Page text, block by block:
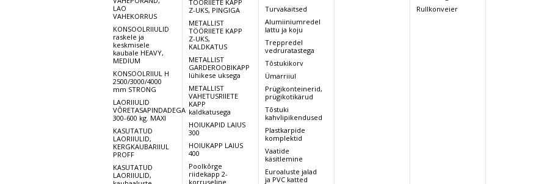
LAO
VAHEKORRUS
KONSOOLRIIULID
raskele ja
keskmisele
kaubale HEAVY,
MEDIUM
KONSOOLRIIUL H
2500/3000/4000
mm STRONG
LAORIIULID
VÕRETASAPINDADEGA
300-600 kg. MAXI
KASUTATUD
LAORIIULID,
KERGKAUBARIIUL
PROFF
KASUTATUD
LAORIIULID,
TÖÖRIIETE KAPP
Z-UKS, PINGIGA
METALLIST
TÖÖRIIETE KAPP
Z-UKS,
KALDKATUS
METALLIST
GARDEROOBIKAPP
lühikese uksega
METALLIST
VAHETUSRIIETE
KAPP
kaldkatusega
HOIUKAPID LAIUS
300
HOIUKAPP LAIUS
400
Poolkõrge
riidekapp 2-
korruseline
Turvakaitsed
Alumiiniumredel
lattu ja koju
Treppredel
vedruratastega
Tõstukikorv
Ümarriiul
Prügikonteinerid,
prügikotikärud
Tõstuki
kahvlipikendused
Plastkarpide
komplektid
Vaatide
käsitlemine
Euroaluste jalad
ja PVC katted
Rullkonveier